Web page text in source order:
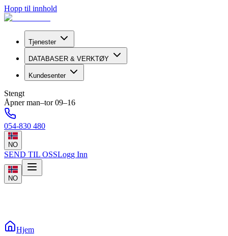
Hopp til innhold
Tjenester
DATABASER & VERKTØY
Kundesenter
Stengt
Åpner man–tor 09–16
054-830 480
NO
SEND TIL OSSLogg Inn
NO
Hjem